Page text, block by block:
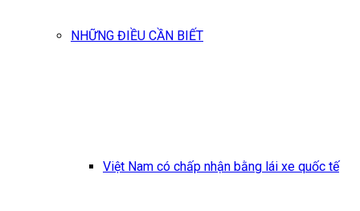
NHỮNG ĐIỀU CẦN BIẾT
Việt Nam có chấp nhận bằng lái xe quốc tế